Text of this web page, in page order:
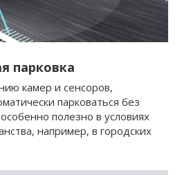
парковка
камер и сенсоров,
парковаться без
полезно в условиях
например, в городских